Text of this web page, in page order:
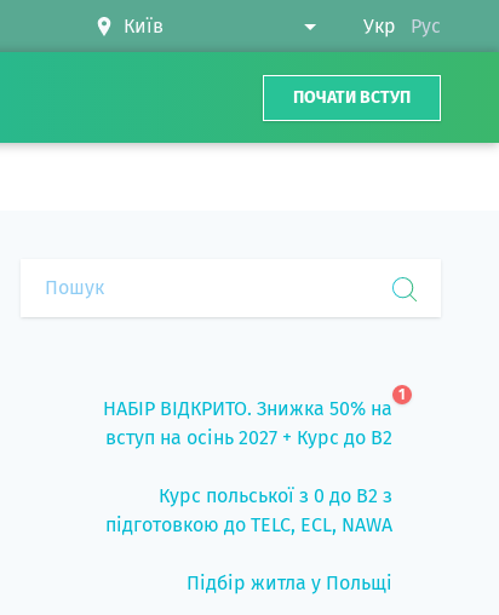
Укр Рус
ПОЧАТИ ВСТУП
НАБІР ВІДКРИТО. Знижка 50% на
вступ на осінь 2027 + Курс до B2
1
Курс польської з 0 до B2 з
підготовкою до TELC, ECL, NAWA
Підбір житла у Польщі